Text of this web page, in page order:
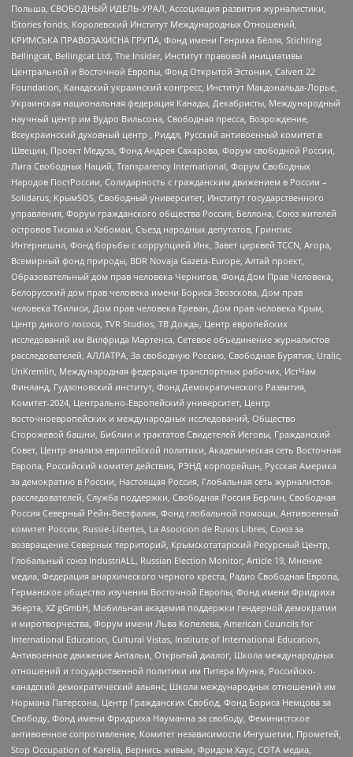
Польша, СВОБОДНЫЙ ИДЕЛЬ-УРАЛ, Ассоциация развития журналистики,
IStories fonds, Королевский Институт Международных Отношений,
КРИМСЬКА ПРАВОЗАХИСНА ГРУПА, Фонд имени Генриха Бёлля, Stichting
Bellingcat, Bellingcat Ltd, The Insider, Институт правовой инициативы
Центральной и Восточной Европы, Фонд Открытой Эстонии, Calvert 22
Foundation, Канадский украинский конгресс, Институт Макдональда-Лорье,
Украинская национальная федерация Канады, Декабристы, Международный
научный центр им Вудро Вильсона, Свободная пресса, Возрождение,
Всеукраинский духовный центр , Риддл, Русский антивоенный комитет в
Швеции, Проект Медуза, Фонд Андрея Сахарова, Форум свободной России,
Лига Свободных Наций, Transparеncy International, Форум Свободных
Народов ПостРоссии, Солидарность с гражданским движением в России –
Solidarus, КрымSOS, Свободный университет, Институт государственного
управления, Форум гражданского общества Россия, Беллона, Союз жителей
островов Тисима и Хабомаи, Съезд народных депутатов, Гринпис
Интернешнл, Фонд борьбы с коррупцией Инк, Завет церквей TCCN, Агора,
Всемирный фонд природы, BDR Novaja Gazeta-Europe, Алтай проект,
Образовательный дом прав человека Чернигов, Фонд Дом Прав Человека,
Белорусский дом прав человека имени Бориса Звозскова, Дом прав
человека Тбилиси, Дом прав человека Ереван, Дом прав человека Крым,
Центр дикого лосося, TVR Studios, ТВ Дождь, Центр европейских
исследований им Вилфрида Мартенса, Сетевое объединение журналистов
расследователей, АЛЛАТРА, За свободную Россию, Свободная Бурятия, Uralic,
UnKremlin, Международная федерация транспортных рабочих, ИстЧам
Финланд, Гудзоновский институт, Фонд Демократического Развития,
Комитет-2024, Центрально-Европейский университет, Центр
восточноевропейских и международных исследований, Общество
Сторожевой башни, Библии и трактатов Свидетелей Иеговы, Гражданский
Совет, Центр анализа европейской политики, Академическая сеть Восточная
Европа, Российский комитет действия, РЭНД корпорейшн, Русская Америка
за демократию в России, Настоящая Россия, Глобальная сеть журналистов-
расследователей, Служба поддержки, Свободная Россия Берлин, Свободная
Россия Северный Рейн-Вестфалия, Фонд глобальной помощи, Антивоенный
комитет России, Russie-Libertes, La Asocicion de Rusos Libres, Союз за
возвращение Северных территорий, Крымскотатарский Ресурсный Центр,
Глобальный союз IndustriALL, Russian Election Monitor, Article 19, Мнение
медиа, Федерация анархического черного креста, Радио Свободная Европа,
Германское общество изучения Восточной Европы, Фонд имени Фридриха
Эберта, XZ gGmbH, Мобильная академия поддержки гендерной демократии
и миротворчества, Форум имени Льва Копелева, American Councils for
International Education, Cultural Vistas, Institute of International Education,
Антивоенное движение Антальи, Открытый диалог, Школа международных
отношений и государственной политики им Питера Мунка, Российско-
канадский демократический альянс, Школа международных отношений им
Нормана Патерсона, Центр Гражданских Свобод, Фонд Бориса Немцова за
Свободу, Фонд имени Фридриха Науманна за свободу, Феминистское
антивоенное сопротивление, Комитет независимости Ингушетии, Прометей,
Stop Occupation of Karelia, Вернись живым, Фридом Хаус, СОТА медиа,